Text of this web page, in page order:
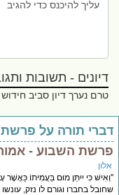
דיונים - תשובות
טרם נערך דיון סביב חידוש זה
תורה על פרשת
השבוע - אמור
כִּי יִיִתֵּן מוּם בַּעֲמִיתוֹ כַּאֲשֶׁר
בחברו וגורם לו נזק, עונשו